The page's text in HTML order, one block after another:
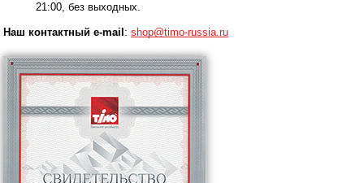
21:00, без выходных.
Наш контактный e-mail : shop@timo-russia.ru